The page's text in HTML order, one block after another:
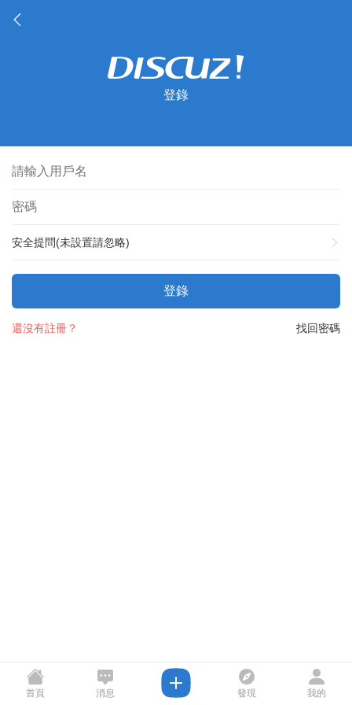
登錄
安全提問(未設置請忽略)
登錄
找回密碼
還沒有註冊？
首頁 消息 發現 我的